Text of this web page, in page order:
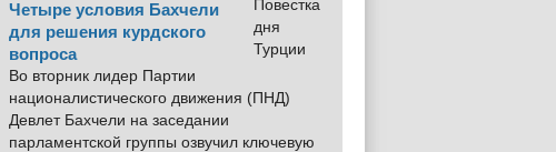
Четыре условия Бахчели
для решения курдского
вопроса
Во вторник лидер Партии
националистического движения (ПНД)
Девлет Бахчели на заседании
парламентской группы озвучил ключевую